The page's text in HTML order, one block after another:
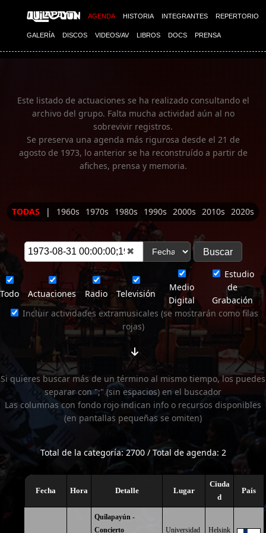
AGENDA HISTORIA INTEGRANTES REPERTORIO
GALERÍA DISCOS VIDEOS/AV LIBROS DOCS PRENSA
Imagen 01
Este listado de actuaciones se ha realizado consultando el
archivo del grupo. Falta mucha actividad aún al no
sobrevivir registros.
Se preserva una agenda más rigurosa desde el 21 de
agosto de 1973, lo anterior se ha reconstruído a partir de
afiches, prensa y memoria.
TODAS | 1960s 1970s 1980s 1990s 2000s 2010s 2020s
✖
Todo Actuaciones Radio Televisión
Medio
Digital
Estudio
de
Grabación
Incluir actividades extramusicales (se mostrarán como filas
rojas)
Si quieres buscar más de un término al mismo tiempo, los puedes
separar con ";" (sin espacios) en el buscador
Las columnas con fondo rojo indican info o recursos disponibles
(en pantallas pequeñas se omiten)
Total de la categoría: 2700 / Total de agenda: 2
Fecha Hora Detalle Lugar
Ciuda
d
País
Quilapayún -
Concierto
Universidad Helsink